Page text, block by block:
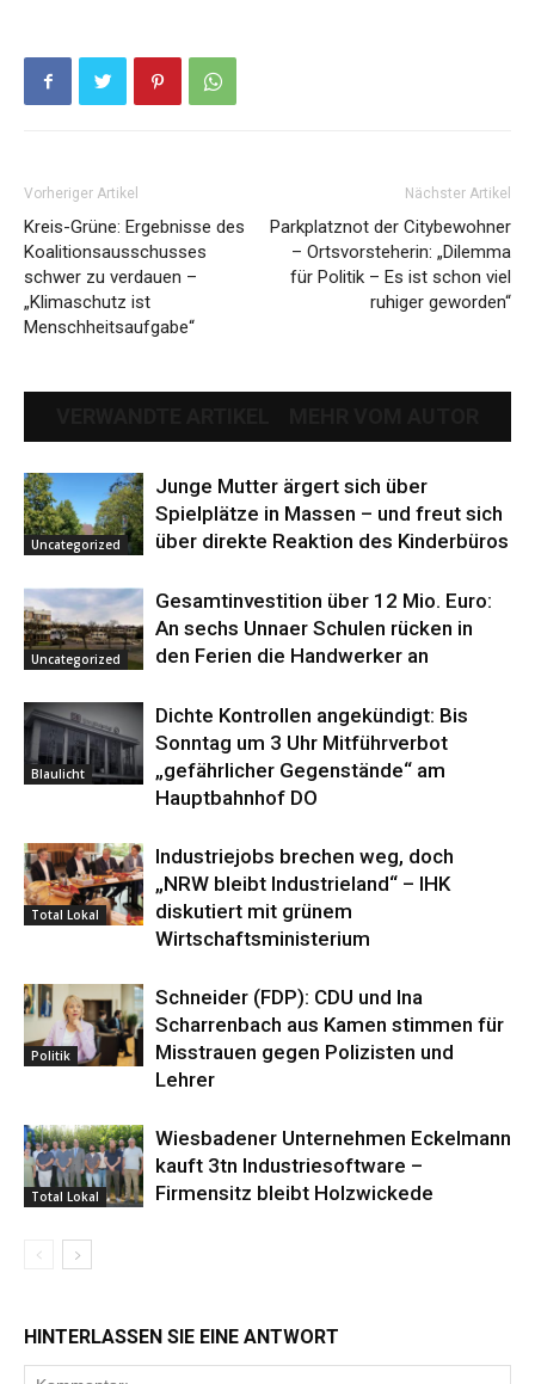
Vorheriger Artikel
Kreis-Grüne: Ergebnisse des
Koalitionsausschusses
schwer zu verdauen –
„Klimaschutz ist
Menschheitsaufgabe“
Nächster Artikel
Parkplatznot der Citybewohner
– Ortsvorsteherin: „Dilemma
für Politik – Es ist schon viel
ruhiger geworden“
Uncategorized
Junge Mutter ärgert sich über
Spielplätze in Massen – und freut sich
über direkte Reaktion des Kinderbüros
Uncategorized
Gesamtinvestition über 12 Mio. Euro:
An sechs Unnaer Schulen rücken in
den Ferien die Handwerker an
Blaulicht
Dichte Kontrollen angekündigt: Bis
Sonntag um 3 Uhr Mitführverbot
„gefährlicher Gegenstände“ am
Hauptbahnhof DO
Total Lokal
Industriejobs brechen weg, doch
„NRW bleibt Industrieland“ – IHK
diskutiert mit grünem
Wirtschaftsministerium
Politik
Schneider (FDP): CDU und Ina
Scharrenbach aus Kamen stimmen für
Misstrauen gegen Polizisten und
Lehrer
Total Lokal
Wiesbadener Unternehmen Eckelmann
kauft 3tn Industriesoftware –
Firmensitz bleibt Holzwickede
HINTERLASSEN SIE EINE ANTWORT